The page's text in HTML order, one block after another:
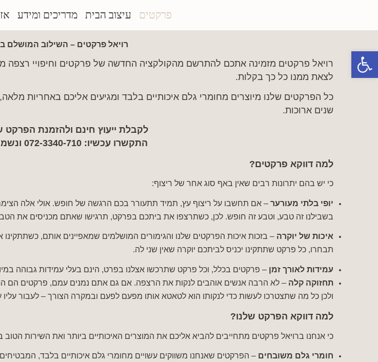
פרקטים עיצוב הבית מדריכים ומידע
רויאל פרקטים – השילוב המושלם
רויאל פרקטים מזמינה אתכם להתרשם מהקולקציה החדשה של פרקטים וחיפויי
לצאת ממנו כל כך בקלות.
כל הפרקטים שלנו מיוצרים מחומרי גלם איכותיים בלבד ומגיעים אליכם באחריות
שנים ארוכות.
לקבלת ייעוץ חינם ולהזמנת
התקשרו עכשיו:072-3340-710
למה דווקא פרקטים?
כי יש בהם יתרונות רבים שאין באף סוג אחר של ריצוף:
יופי בלתי מעורער – אם תחשבו על ריצוף עץ, תמיד תתעורר בכם הרגשה של חופש. אולי אלה
בשבילנו זה טבע, וטבע זה חופש. לכן, כשתרצפו את ביתכם בפרקט, תרגישו שאתם מכניסים את
איכות של יוקרה – בזכות איכות הפרקטים שלנו והגימורים המושלמים שמאפיינים אותם, כשתתקינו
תבחרו, כל פרקט שתתקינו יכניס לביתכם יוקרה שאין שני לה.
עמידות לאורך זמן – פרקטים בכלל, וכל פרקט שתרכשו אצלנו בפרט, הינם בעלי עמידות גבוהה
תחזוקה קלה – לא הרבה אנשים אוהבים לנקות את הרצפה. אם גם אתם נמנים עמם, פרקטים הם
ולכן כל מה שתצטרכו לעשות כדי לנקותו הוא לטאטא אותו מפעם לפעם ובמקרה הצורך – לעבור
למה דווקא הפרקט שלנו?
כי אנחנו ברויאל פרקטים מתחייבים להביא אליכם את המוצרים האיכותיים ביותר ואת השירות
חומרי גלם משובחים – הפרקטים שאנחנו משווקים עשויים מחומרי גלם איכותיים בלבד,
פתח סרגל נגישות